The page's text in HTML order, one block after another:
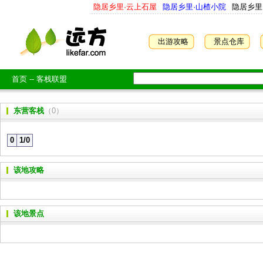
隐居乡里·云上石屋 隐居乡里·山楂小院 隐居乡
出游攻略 景点仓库
首页 -- 客栈联盟
东营客栈 （0）
0 1/0
该地攻略
该地景点